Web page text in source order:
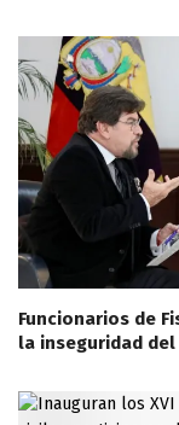
Funcionarios de
la inseguridad